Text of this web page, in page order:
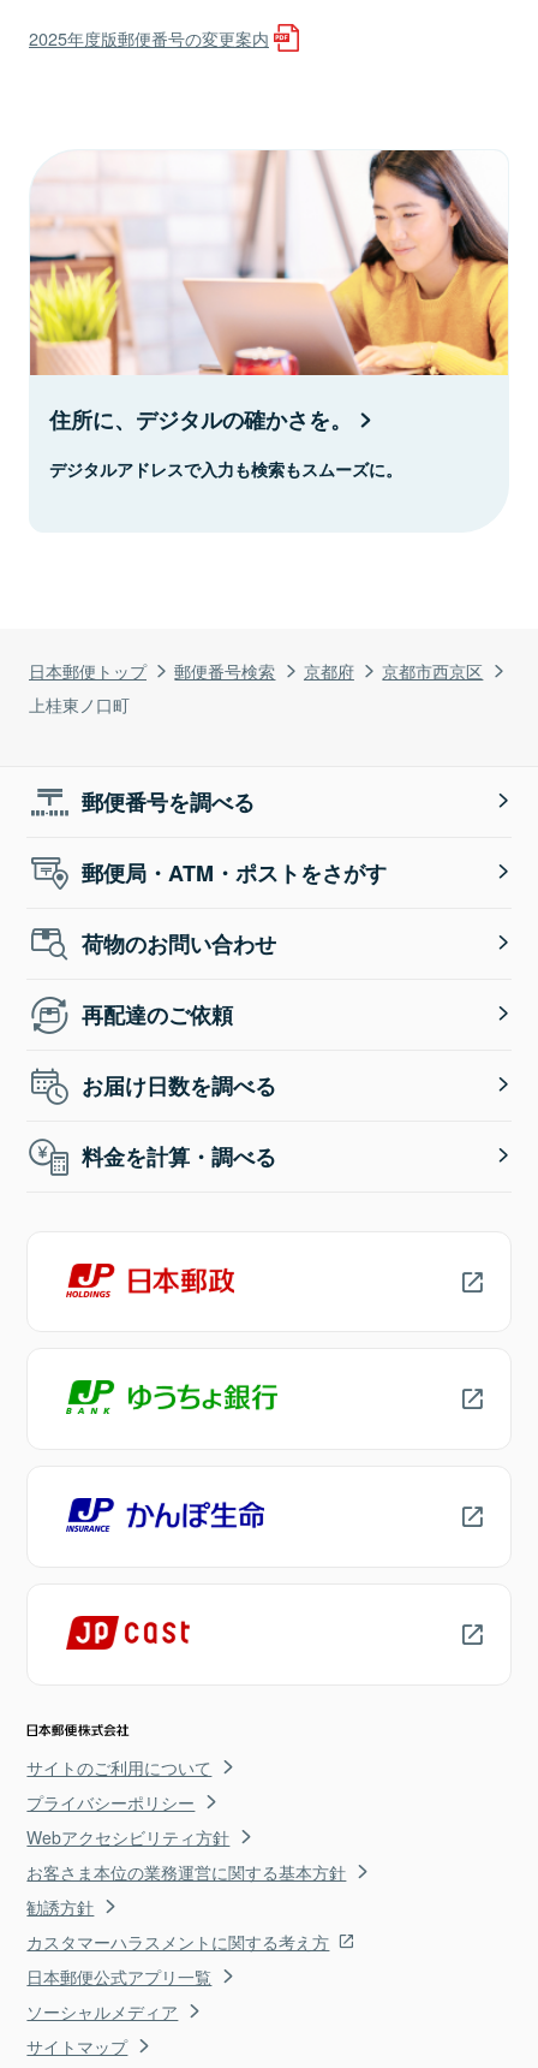
日本郵便トップ 郵便番号検索 京都府
京都市西京区
上桂東ノ口町
2025年度版郵便番号の変更案内
住所に、デジタルの確かさを。
デジタルアドレスで入力も検索もスムーズに。
郵便番号を調べる
郵便局・ATM・ポストをさがす
荷物のお問い合わせ
再配達のご依頼
お届け日数を調べる
料金を計算・調べる
サイトのご利用について
プライバシーポリシー
Webアクセシビリティ方針
お客さま本位の業務運営に関する基本方針
勧誘方針
カスタマーハラスメントに関する考え方
日本郵便公式アプリ一覧
ソーシャルメディア
サイトマップ